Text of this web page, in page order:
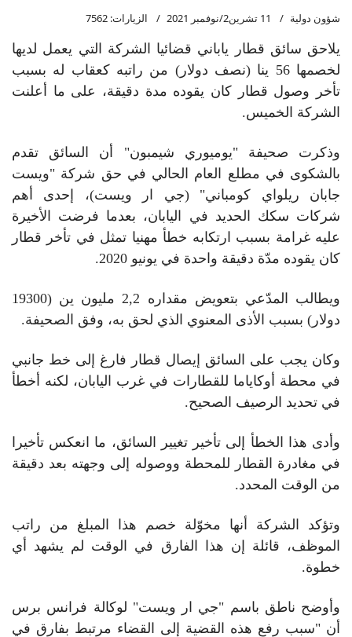
شؤون دولية 11 تشرين2/نوفمبر 2021 الزيارات: 7562
يلاحق سائق قطار ياباني قضائيا الشركة التي يعمل لديها
لخصمها 56 ينا (نصف دولار) من راتبه كعقاب له بسبب
تأخر وصول قطار كان يقوده مدة دقيقة، على ما أعلنت
الشركة الخميس.
وذكرت صحيفة "يوميوري شيمبون" أن السائق تقدم
بالشكوى في مطلع العام الحالي في حق شركة "ويست
جابان ريلواي كومباني" (جي ار ويست)، إحدى أهم
شركات سكك الحديد في اليابان، بعدما فرضت الأخيرة
عليه غرامة بسبب ارتكابه خطأ مهنيا تمثل في تأخر قطار
كان يقوده مدّة دقيقة واحدة في يونيو 2020.
ويطالب المدّعي بتعويض مقداره 2,2 مليون ين (19300
دولار) بسبب الأذى المعنوي الذي لحق به، وفق الصحيفة.
وكان يجب على السائق إيصال قطار فارغ إلى خط جانبي
في محطة أوكاياما للقطارات في غرب اليابان، لكنه أخطأ
في تحديد الرصيف الصحيح.
وأدى هذا الخطأ إلى تأخير تغيير السائق، ما انعكس تأخيرا
في مغادرة القطار للمحطة ووصوله إلى وجهته بعد دقيقة
من الوقت المحدد.
وتؤكد الشركة أنها مخوّلة خصم هذا المبلغ من راتب
الموظف، قائلة إن هذا الفارق في الوقت لم يشهد أي
خطوة.
وأوضح ناطق باسم "جي ار ويست" لوكالة فرانس برس
أن "سبب رفع هذه القضية إلى القضاء مرتبط بفارق في